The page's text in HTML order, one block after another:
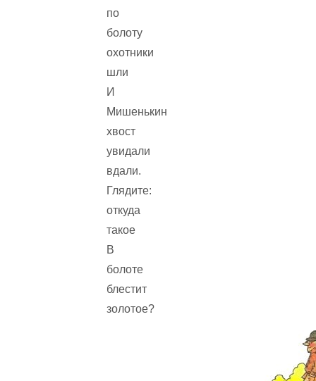
по
болоту
охотники
шли
И
Мишенькин
хвост
увидали
вдали.
Глядите:
откуда
такое
В
болоте
блестит
золотое?